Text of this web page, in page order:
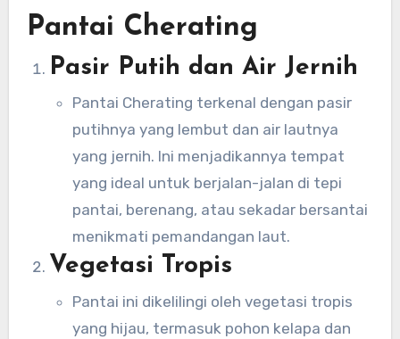
Pantai Cherating
Pasir Putih dan Air Jernih
Pantai Cherating terkenal dengan pasir
putihnya yang lembut dan air lautnya
yang jernih. Ini menjadikannya tempat
yang ideal untuk berjalan-jalan di tepi
pantai, berenang, atau sekadar bersantai
menikmati pemandangan laut.
Vegetasi Tropis
Pantai ini dikelilingi oleh vegetasi tropis
yang hijau, termasuk pohon kelapa dan